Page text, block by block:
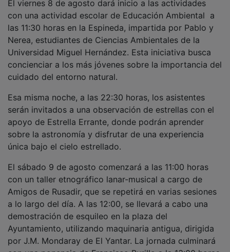
con una actividad escolar de Educación Ambiental a
las 11:30 horas en la Espineda, impartida por Pablo y
Nerea, estudiantes de Ciencias Ambientales de la
Universidad Miguel Hernández. Esta iniciativa busca
concienciar a los más jóvenes sobre la importancia del
cuidado del entorno natural.
serán invitados a una observación de estrellas con el
apoyo de Estrella Errante, donde podrán aprender
sobre la astronomía y disfrutar de una experiencia
única bajo el cielo estrellado.
con un taller etnográfico lanar-musical a cargo de
Amigos de Rusadir, que se repetirá en varias sesiones
a lo largo del día. A las 12:00, se llevará a cabo una
demostración de esquileo en la plaza del
Ayuntamiento, utilizando maquinaria antigua, dirigida
por J.M. Mondaray de El Yantar. La jornada culminará
con una ponencia de Francisco Burillo a la 13:00 horas,